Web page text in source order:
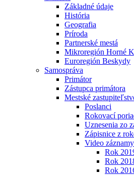
Základné údaje
História
Geografia
Príroda
Partnerské mestá
Mikroregión Horné
Euroregión Beskydy
Samospráva
Primátor
Zástupca primátora
Mestské
Poslanci
Rokovací
Uznesenia zo
Zápisnice z
Video
Rok
Rok
Rok